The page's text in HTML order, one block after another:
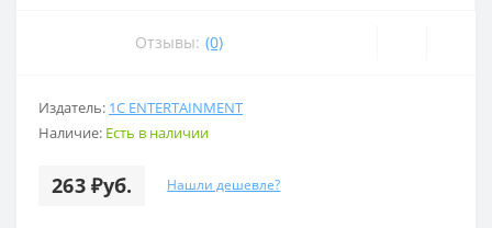
Отзывы: (0)
Издатель: 1C ENTERTAINMENT
Наличие: Есть в наличии
263 ₽уб. Нашли дешевле?